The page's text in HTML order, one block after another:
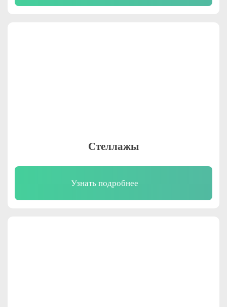
Стеллажы
Узнать подробнее